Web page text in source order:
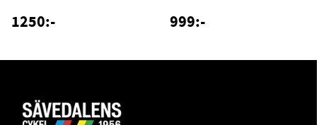
1250:- 999:-